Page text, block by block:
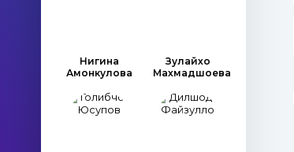
Нигина
Амонкулова
Зулайхо
Махмадшоева